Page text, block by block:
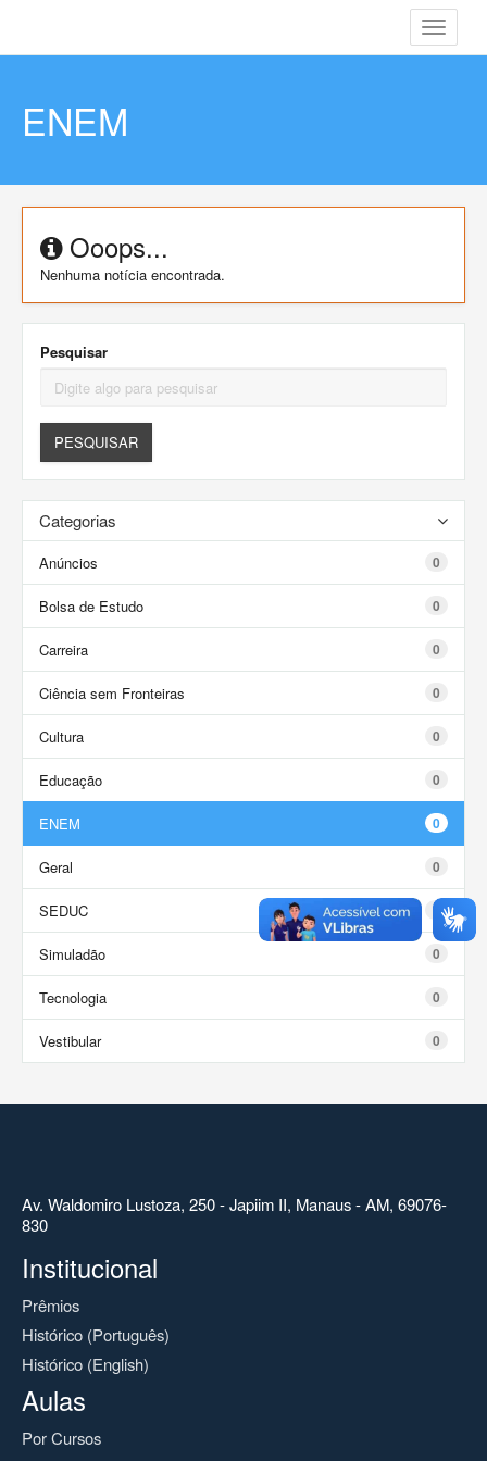
Toggle
ENEM
Ooops...
Nenhuma notícia encontrada.
Pesquisar
PESQUISAR
Categorias
0
Anúncios
0
Bolsa de Estudo
0
Carreira
0
Ciência sem Fronteiras
0
Cultura
0
Educação
0
ENEM
0
Geral
0
SEDUC
0
Simuladão
0
Tecnologia
0
Vestibular
Av. Waldomiro Lustoza, 250 - Japiim II, Manaus - AM, 69076-
830
Institucional
Prêmios
Histórico (Português)
Histórico (English)
Aulas
Por Cursos